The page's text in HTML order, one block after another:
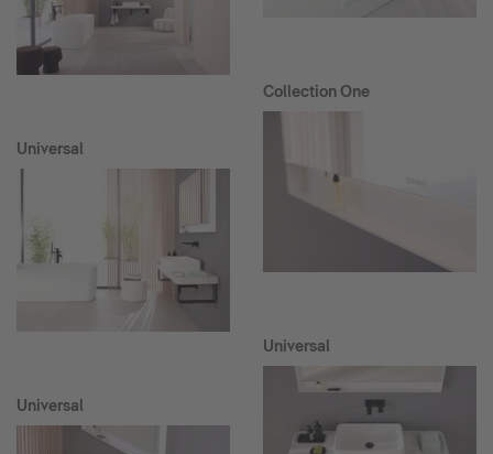
Universal
Universal
Collection One
Universal